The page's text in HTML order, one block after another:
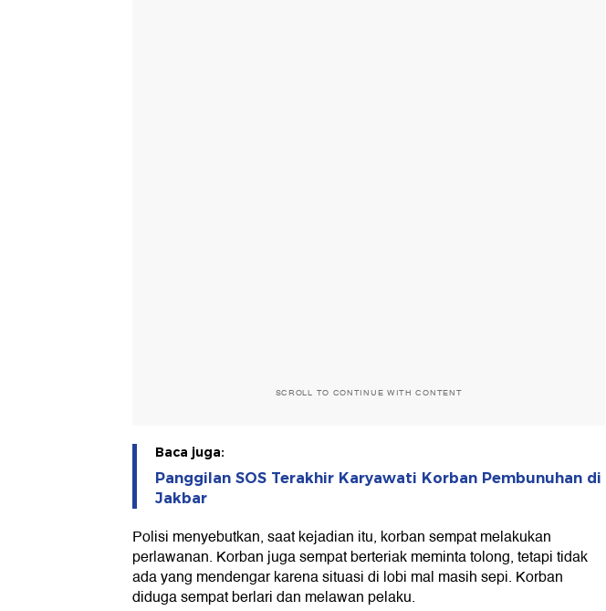
SCROLL TO CONTINUE WITH CONTENT
Baca juga:
Panggilan SOS Terakhir Karyawati Korban Pembunuhan di
Jakbar
Polisi menyebutkan, saat kejadian itu, korban sempat melakukan
perlawanan. Korban juga sempat berteriak meminta tolong, tetapi tidak
ada yang mendengar karena situasi di lobi mal masih sepi. Korban
diduga sempat berlari dan melawan pelaku.